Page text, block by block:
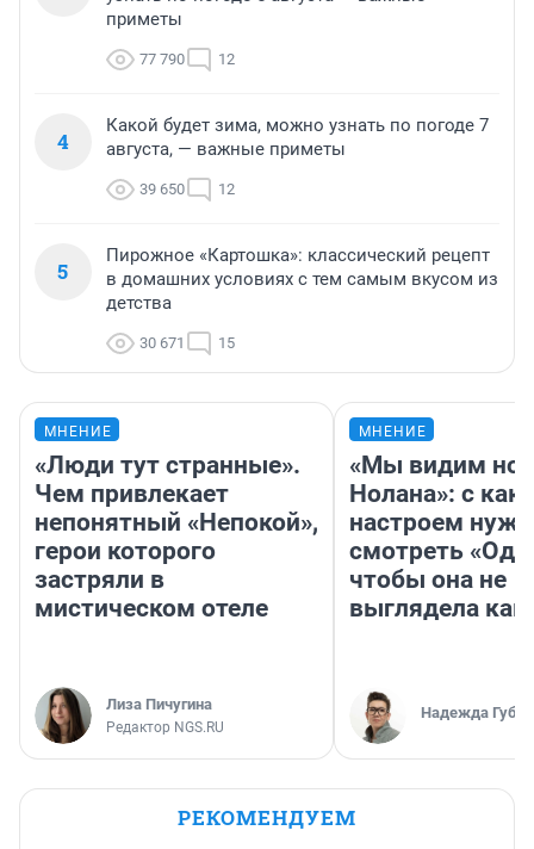
приметы
77 790 12
4
Какой будет зима, можно узнать по погоде 7
августа, — важные приметы
39 650 12
5
Пирожное «Картошка»: классический рецепт
в домашних условиях с тем самым вкусом из
детства
30 671 15
МНЕНИЕ
«Люди тут странные».
Чем привлекает
непонятный «Непокой»,
герои которого
застряли в
мистическом отеле
Лиза Пичугина
Редактор NGS.RU
МНЕНИЕ
«Мы видим
Нолана»: с
настроем
смотреть
чтобы она не
выглядела как
Надежда
РЕКОМЕНДУЕМ